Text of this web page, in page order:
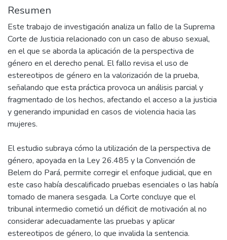
Resumen
Este trabajo de investigación analiza un fallo de la Suprema
Corte de Justicia relacionado con un caso de abuso sexual,
en el que se aborda la aplicación de la perspectiva de
género en el derecho penal. El fallo revisa el uso de
estereotipos de género en la valorización de la prueba,
señalando que esta práctica provoca un análisis parcial y
fragmentado de los hechos, afectando el acceso a la justicia
y generando impunidad en casos de violencia hacia las
mujeres.
El estudio subraya cómo la utilización de la perspectiva de
género, apoyada en la Ley 26.485 y la Convención de
Belem do Pará, permite corregir el enfoque judicial, que en
este caso había descalificado pruebas esenciales o las había
tomado de manera sesgada. La Corte concluye que el
tribunal intermedio cometió un déficit de motivación al no
considerar adecuadamente las pruebas y aplicar
estereotipos de género, lo que invalida la sentencia.